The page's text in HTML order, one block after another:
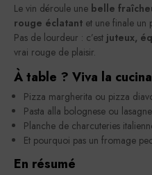
Le vin déroule une belle
rouge éclatant et une finale un
Pas de lourdeur : c’est juteux,
vrai rouge de plaisir.
À table ? Viva la
Pizza margherita ou pizza
Pasta alla bolognese ou
Planche de charcuteries
Et pourquoi pas un fromage
En résumé